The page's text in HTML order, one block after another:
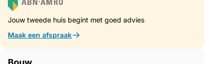
Jouw tweede huis begint met goed advies
Maak een afspraak